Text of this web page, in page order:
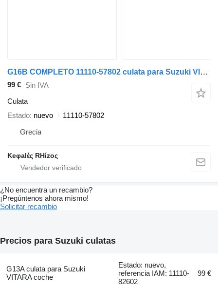
G16B COMPLETO 11110-57802 culata para Suzuki VITARA coche
99 € Sin IVA
Culata
Estado nuevo
11110-57802
Grecia
Keφalές RHίzoς
¿No encuentra un recambio?
¡Pregúntenos ahora mismo!
Solicitar recambio
Precios para Suzuki culatas
G13A culata para Suzuki
VITARA coche
Estado: nuevo,
referencia IAM: 11110-
82602
99 €